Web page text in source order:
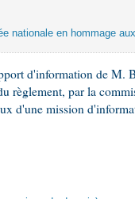
nationale en hommage
d'information de M.
règlement, par la
d'une mission